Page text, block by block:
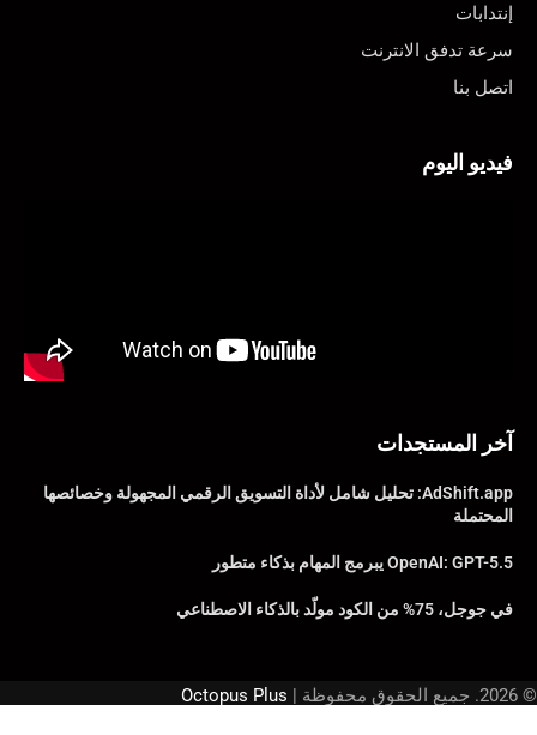
إنتدابات
سرعة تدفق الانترنت
اتصل بنا
فيديو اليوم
آخر المستجدات
AdShift.app: تحليل شامل لأداة التسويق الرقمي المجهولة وخصائصها
المحتملة
OpenAI: GPT-5.5 يبرمج المهام بذكاء متطور
في جوجل، 75% من الكود مولّد بالذكاء الاصطناعي
© 2026. جميع الحقوق محفوظة | Octopus Plus